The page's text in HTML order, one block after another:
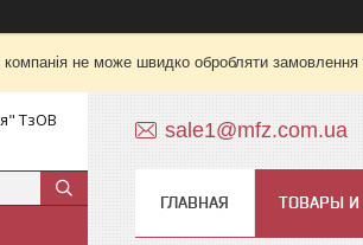
компанія не може швидко обробляти замовлення
ТзОВ
sale1@mfz.com.ua
ГЛАВНАЯ ТОВАРЫ И